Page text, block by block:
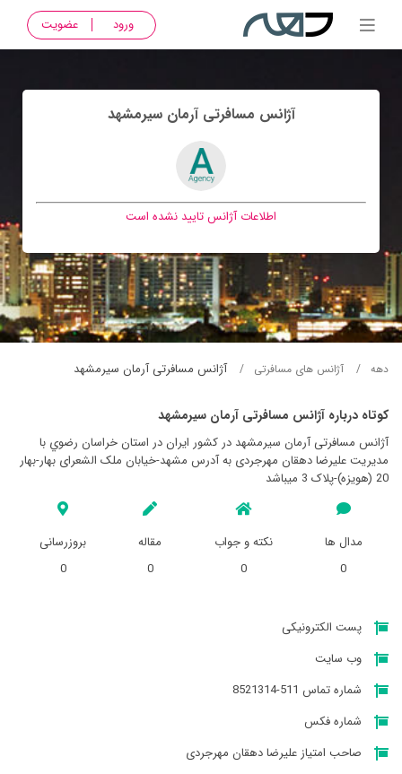
ورود عضویت
آژانس مسافرتی آرمان سيرمشهد
اطلاعات آژانس تایید نشده است
دهه آژانس های مسافرتی آژانس مسافرتی آرمان سيرمشهد
کوتاه درباره آژانس مسافرتی آرمان سيرمشهد
آژانس مسافرتی آرمان سيرمشهد در کشور ایران در استان خراسان رضوي با
مدیریت علیرضا دهقان مهرجردی به آدرس مشهد-خیابان ملک الشعرای بهار-بهار
20 (هویزه)-پلاک 3 میباشد
مدال ها
0
نکته و جواب
0
مقاله
0
بروزرسانی
0
پست الکترونیکی
وب سایت
شماره تماس 511-8521314
شماره فکس
صاحب امتیاز علیرضا دهقان مهرجردی